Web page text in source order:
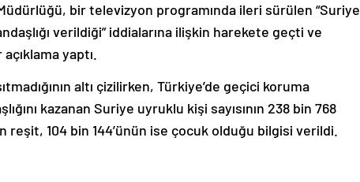
bir televizyon programında ileri sürülen “Suriye
verildiği” iddialarına ilişkin harekete geçti ve
yaptı.
altı çizilirken, Türkiye’de geçici koruma
kazanan Suriye uyruklu kişi sayısının 238 bin 768
reşit, 104 bin 144’ünün ise çocuk olduğu bilgisi verildi.